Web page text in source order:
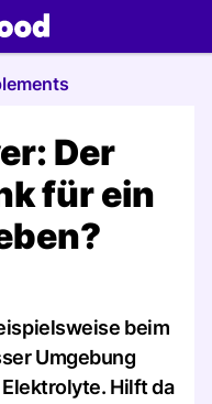
Der
für ein
beim
Umgebung
Hilft da